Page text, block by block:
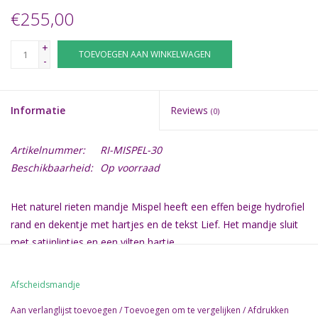
€255,00
+
-
TOEVOEGEN AAN WINKELWAGEN
Informatie Reviews (0)
Artikelnummer:
RI-MISPEL-30
Beschikbaarheid: Op voorraad
Het naturel rieten mandje Mispel heeft een effen beige hydrofiel
rand en dekentje met hartjes en de tekst Lief. Het mandje sluit
met satijnlintjes en een vilten hartje.
30 cm, voor kindjes tot ong. 22 weken zwangerschap.
45 cm, voor kindjes tot ong. 32 weken zwangerschap.
Afscheidsmandje
Aan verlanglijst toevoegen /Toevoegen om te vergelijken /Afdrukken